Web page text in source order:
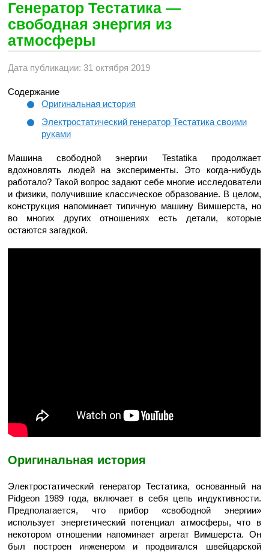
Генератор Тестатика —
свободная энергия из
атмосферы
Дата публикации: 31 октября 2019
Содержание
Оригинальная история
Электростатический генератор Тестатика своими
руками
Машина свободной энергии Testatika продолжает
вдохновлять людей на эксперименты. Это когда-нибудь
работало? Такой вопрос задают себе многие исследователи
и физики, получившие классическое образование. В целом,
конструкция напоминает типичную машину Вимшерста, но
во многих других отношениях есть детали, которые
остаются загадкой.
Оригинальная история
Электростатический генератор Тестатика, основанный на
Pidgeon 1989 года, включает в себя цепь индуктивности.
Предполагается, что прибор «свободной энергии»
использует энергетический потенциал атмосферы, что в
некотором отношении напоминает агрегат Вимшерста. Он
был построен инженером и продвигался швейцарской